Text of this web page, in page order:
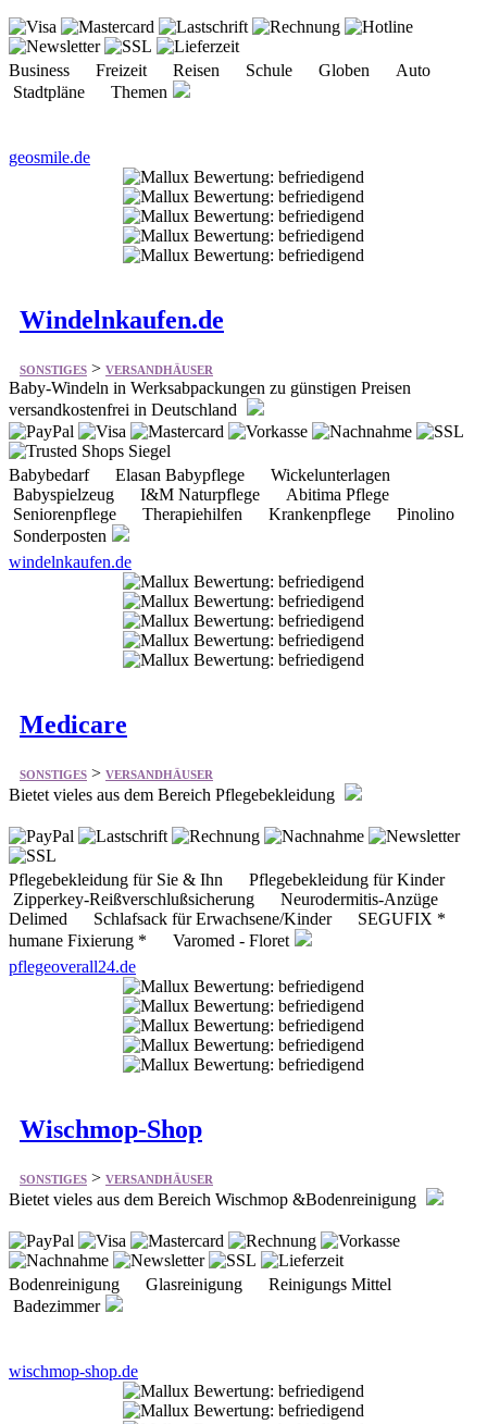
Business Freizeit Reisen Schule Globen Auto
Stadtpläne Themen
geosmile.de
Windelnkaufen.de
SONSTIGES>VERSANDHÄUSER
Baby-Windeln in Werksabpackungen zu günstigen Preisen
Babybedarf Elasan Babypflege Wickelunterlagen
Babyspielzeug I&M Naturpflege Abitima Pflege
Seniorenpflege Therapiehilfen Krankenpflege Pinolino
Sonderposten
windelnkaufen.de
Medicare
SONSTIGES>VERSANDHÄUSER
Bietet vieles aus dem Bereich Pflegebekleidung
Pflegebekleidung für Sie & Ihn Pflegebekleidung für Kinder
Zipperkey-Reißverschlußsicherung Neurodermitis-Anzüge
Delimed Schlafsack für Erwachsene/Kinder SEGUFIX *
humane Fixierung * Varomed - Floret
pflegeoverall24.de
Wischmop-Shop
SONSTIGES>VERSANDHÄUSER
Bietet vieles aus dem Bereich Wischmop &Bodenreinigung
Bodenreinigung Glasreinigung Reinigungs Mittel
Badezimmer